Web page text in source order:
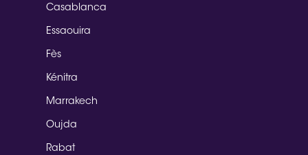
Casablanca
Essaouira
Fès
Kénitra
Marrakech
Oujda
Rabat